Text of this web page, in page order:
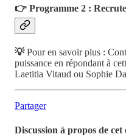
👉 Programme 2 :
💡Pour en savoir plus :
puissance en répondant à
Laetitia Vitaud ou Sophie
Partager
Discussion à propos de cet